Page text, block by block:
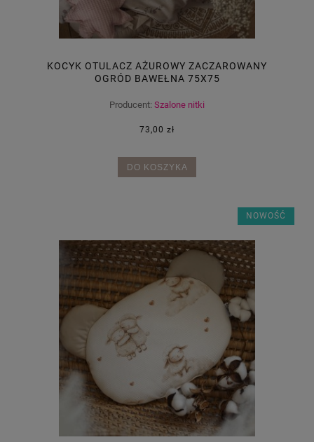
KOCYK OTULACZ AŻUROWY ZACZAROWANY
OGRÓD BAWEŁNA 75X75
Producent: Szalone nitki
73,00 zł
DO KOSZYKA
NOWOŚĆ